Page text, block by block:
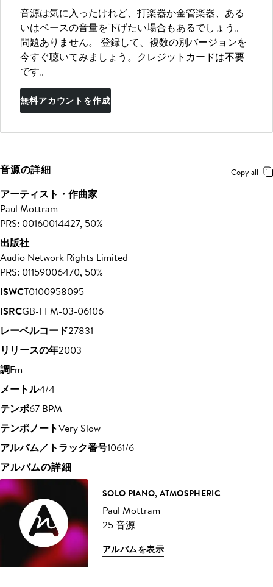
音源は気に入ったけれど、打楽器か金管楽器、ある
いはベースの音量を下げたい場合もあるでしょう。
問題ありません。 登録して、複数の別バージョンを
今すぐ聴いてみましょう。クレジットカードは不要
です。
無料アカウントを作成
音源の詳細 Copy all
アーティスト・作曲家
Paul Mottram
PRS: 00160014427, 50%
出版社
Audio Network Rights Limited
PRS: 01159006470, 50%
ISWCT0100958095
ISRCGB-FFM-03-06106
レーベルコード27831
リリースの年2003
調Fm
メートル4/4
テンポ67 BPM
テンポノートVery Slow
アルバム／トラック番号1061/6
アルバムの詳細
SOLO PIANO, ATMOSPHERIC
Paul Mottram
25 音源
アルバムを表示